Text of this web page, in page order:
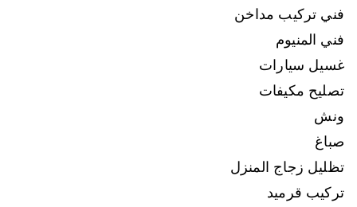
فني تركيب مداخن
فني المنيوم
غسيل سيارات
تصليح مكيفات
ونش
صباغ
تظليل زجاج المنزل
تركيب قرميد